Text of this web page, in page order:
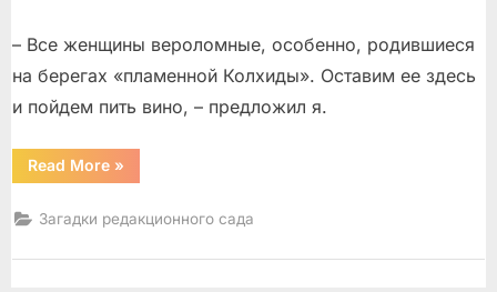
– Все женщины вероломные, особенно, родившиеся
на берегах «пламенной Колхиды». Оставим ее здесь
и пойдем пить вино, – предложил я.
Read More“Медея
и
»
Загадки редакционного сада